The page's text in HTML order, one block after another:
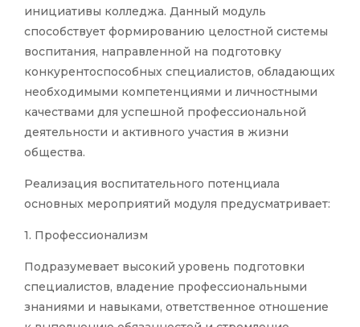
инициативы колледжа. Данный модуль
способствует формированию целостной системы
воспитания, направленной на подготовку
конкурентоспособных специалистов, обладающих
необходимыми компетенциями и личностными
качествами для успешной профессиональной
деятельности и активного участия в жизни
общества.
Реализация воспитательного потенциала
основных мероприятий модуля предусматривает:
1. Профессионализм
Подразумевает высокий уровень подготовки
специалистов, владение профессиональными
знаниями и навыками, ответственное отношение